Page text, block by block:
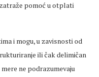
že pomoć u otplati
i mogu, u zavisnosti od
ili čakdelimičan
ne podrazumevaju